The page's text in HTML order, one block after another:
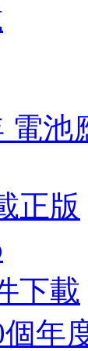
電
正版
下載
年